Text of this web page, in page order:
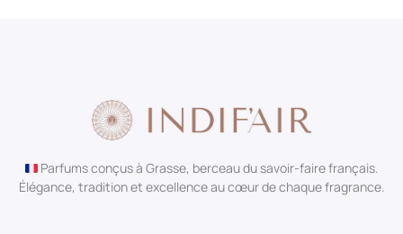
Parfums conçus à Grasse, berceau du savoir-faire français.
Élégance, tradition et excellence au cœur de chaque fragrance.